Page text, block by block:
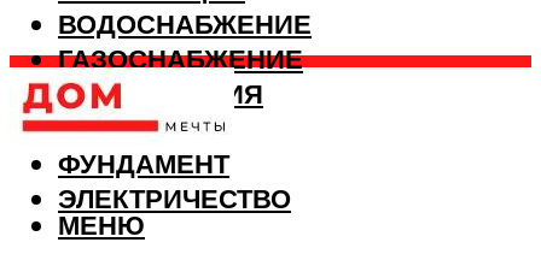
ВОДОСНАБЖЕНИЕ
ГАЗОСНАБЖЕНИЕ
КАНАЛИЗАЦИЯ
ОТОПЛЕНИЕ
ФУНДАМЕНТ
ЭЛЕКТРИЧЕСТВО
МЕНЮ